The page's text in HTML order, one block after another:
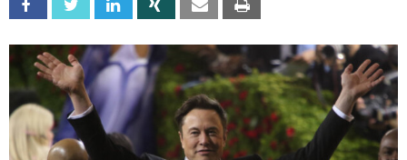
Facebook Twitter Linkedin Xing Email